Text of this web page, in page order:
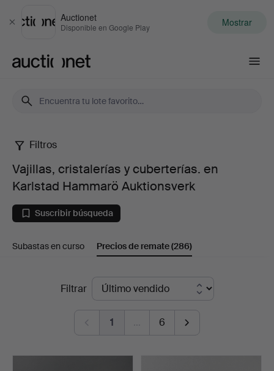
Cerrar
Auctionet
Disponible en Google Play Mostrar
Vajillas,
cristalerías
cuberterías.
Karlstad
Hammarö
Auktionsverk
Filtros
Vajillas, cristalerías y cuberterías. en
Karlstad Hammarö Auktionsverk
Suscribir búsqueda
Subastas en curso Precios de remate(286)
Filtrar
1 … 6